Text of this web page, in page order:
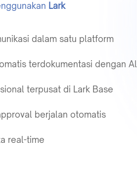
Lark
dalam satu platform
terdokumentasi dengan Al
terpusat di Lark Base
berjalan otomatis
real-time